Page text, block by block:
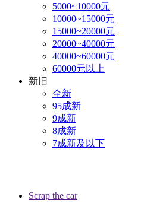
5000~10000元
10000~15000元
15000~20000元
20000~40000元
40000~60000元
60000元以上
新旧
全新
95成新
9成新
8成新
7成新及以下
Scrap the car